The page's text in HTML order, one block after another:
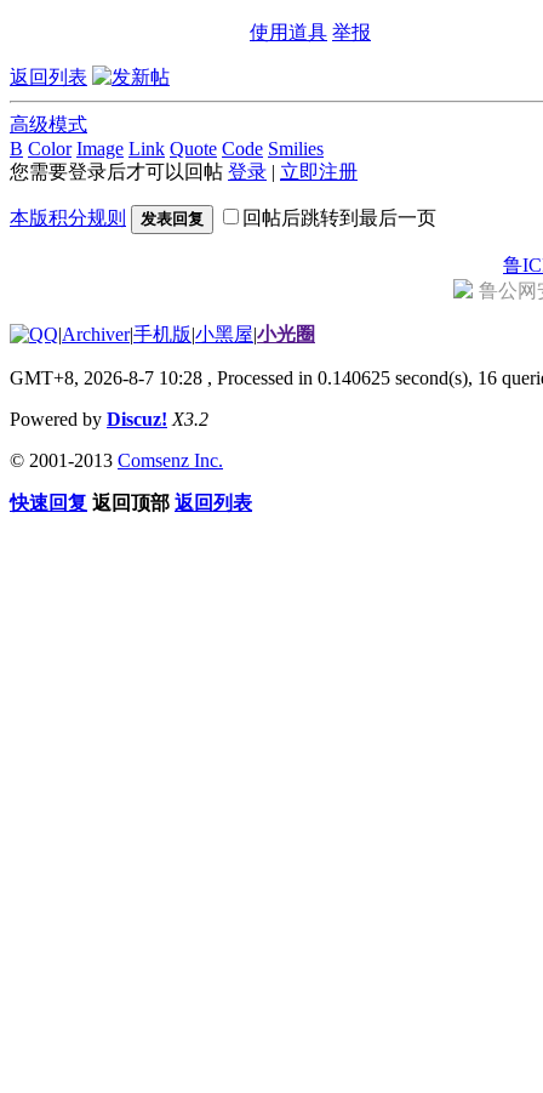
使用道具 举报
返回列表
高级模式
B Color Image Link Quote Code Smilies
您需要登录后才可以回帖 登录 | 立即注册
本版积分规则 发表回复 回帖后跳转到最后一页
鲁
鲁公网
|Archiver|手机版|小黑屋|小光圈
GMT+8, 2026-8-7 10:28 , Processed in 0.140625 second(s), 16
Powered by Discuz! X3.2
© 2001-2013 Comsenz Inc.
快速回复 返回顶部 返回列表